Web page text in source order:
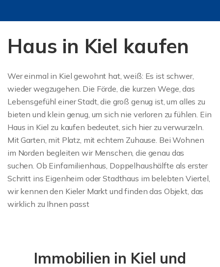
Haus in Kiel kaufen
Wer einmal in Kiel gewohnt hat, weiß: Es ist schwer,
wieder wegzugehen. Die Förde, die kurzen Wege, das
Lebensgefühl einer Stadt, die groß genug ist, um alles zu
bieten und klein genug, um sich nie verloren zu fühlen. Ein
Haus in Kiel zu kaufen bedeutet, sich hier zu verwurzeln.
Mit Garten, mit Platz, mit echtem Zuhause. Bei Wohnen
im Norden begleiten wir Menschen, die genau das
suchen. Ob Einfamilienhaus, Doppelhaushälfte als erster
Schritt ins Eigenheim oder Stadthaus im belebten Viertel,
wir kennen den Kieler Markt und finden das Objekt, das
wirklich zu Ihnen passt
Immobilien in Kiel und